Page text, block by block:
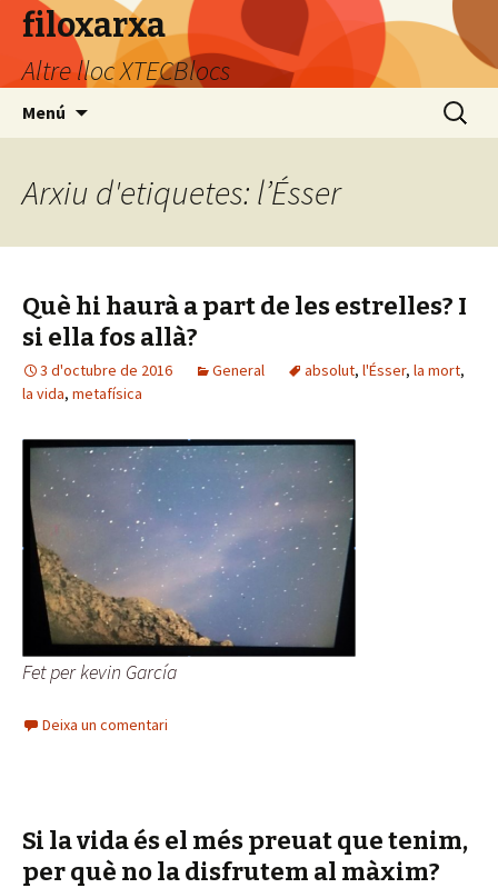
filoxarxa
Altre lloc XTECBlocs
Menú Cerca:
Arxiu d'etiquetes: l’Ésser
Què hi haurà a part de les estrelles? I
si ella fos allà?
3 d'octubre de 2016 General absolut, l'Ésser, la mort,
la vida, metafísica
Fet per kevin García
Deixa un comentari
Si la vida és el més preuat que tenim,
per què no la disfrutem al màxim?